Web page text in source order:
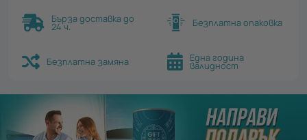
Бърза доставка до
24 ч. Безплатна опаковка
Безплатна замяна Една година
валидност